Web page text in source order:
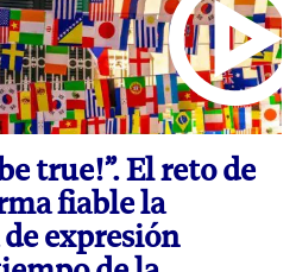
true!”. El reto de
fiable la
expresión